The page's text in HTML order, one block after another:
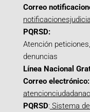
Correo
PQRSD:
Atención
denuncias
Línea Nacional
Correo electrónico:
PQRSD: Sistema